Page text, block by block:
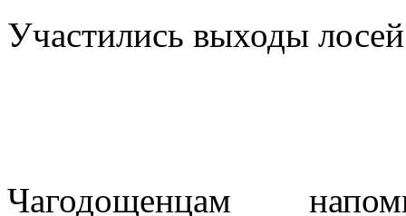
Участились выходы
Чагодощенцам